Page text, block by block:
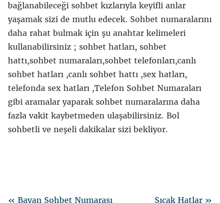
bağlanabileceği sohbet kızlarıyla keyifli anlar
yaşamak sizi de mutlu edecek. Sohbet numaralarını
daha rahat bulmak için şu anahtar kelimeleri
kullanabilirsiniz ; sohbet hatları, sohbet
hattı,sohbet numaraları,sohbet telefonları,canlı
sohbet hatları ,canlı sohbet hattı ,sex hatları,
telefonda sex hatları ,Telefon Sohbet Numaraları
gibi aramalar yaparak sohbet numaralarına daha
fazla vakit kaybetmeden ulaşabilirsiniz. Bol
sohbetli ve neşeli dakikalar sizi bekliyor.
Sıcak Hatlar »
« Bayan Sohbet Numarası